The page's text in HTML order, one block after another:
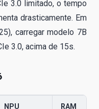
3.0 limitado, o tempo
drasticamente. Em
carregar modelo 7B
3.0, acima de 15s.
NPU
RAM